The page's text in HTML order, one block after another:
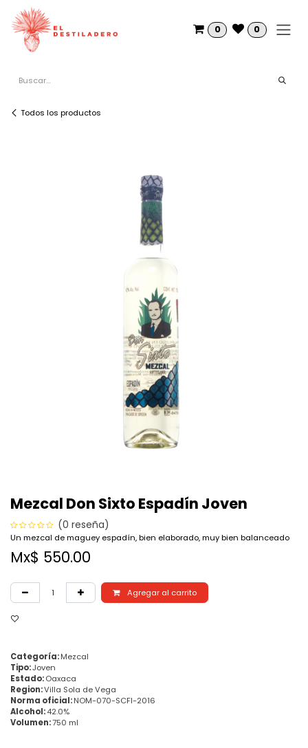
Ir al contenido
0 0
Todos los productos
Mezcal Don Sixto Espadín Joven
(0 reseña)
Un mezcal de maguey espadín, bien elaborado, muy bien balanceado
Mx$ 550.00
Agregar al carrito
Categoría:Mezcal
Tipo:Joven
Estado:Oaxaca
Region:Villa Sola de Vega
Norma oficial:NOM-070-SCFI-2016
Alcohol:42.0%
Volumen:750 ml